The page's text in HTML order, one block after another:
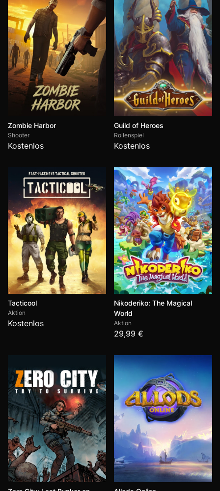
Zombie Harbor
Shooter
Kostenlos
Guild of Heroes
Rollenspiel
Kostenlos
Tacticool
Aktion
Kostenlos
Nikoderiko: The Magical
World
Aktion
29,99 €